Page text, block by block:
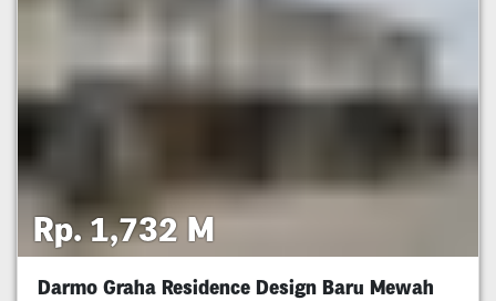
Rp. 1,732 M
Darmo Graha Residence Design Baru Mewah